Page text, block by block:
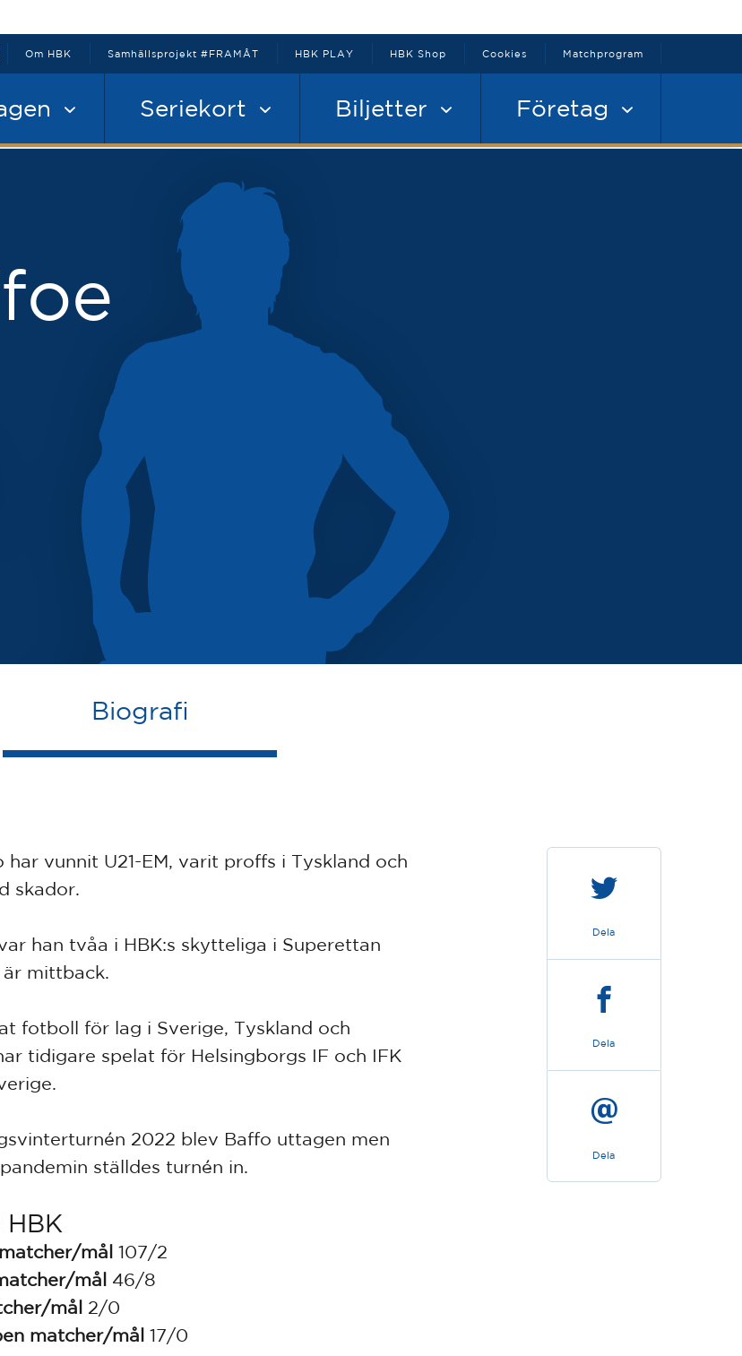
Seriekort Biljetter Företag
Om HBK Samhällsprojekt #FRAMÅT HBK PLAY HBK Shop Cookies Matchprogram
Biografi
Dela
Dela
Dela
har vunnit U21-EM, varit proffs i Tyskland och
skador.
han tvåa i HBK:s skytteliga i Superettan
mittback.
fotboll för lag i Sverige, Tyskland och
tidigare spelat för Helsingborgs IF och IFK
2022 blev Baffo uttagen men
ställdes turnén in.
mål 107/2
mål 46/8
mål 2/0
matcher/mål 17/0